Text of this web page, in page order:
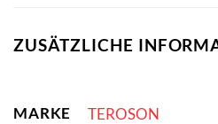
ZUSÄTZLICHE
MARKE TEROSON